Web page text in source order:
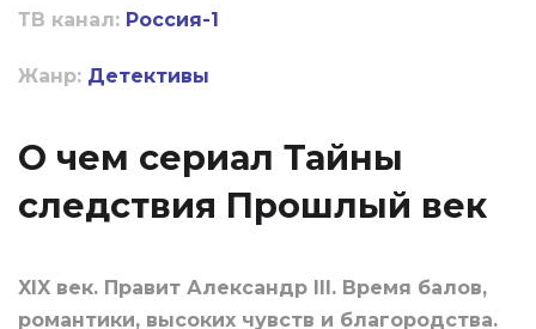
ТВ канал: Россия-1
Жанр: Детективы
О чем сериал Тайны
следствия Прошлый век
XIX век. Правит Александр III. Время балов,
романтики, высоких чувств и благородства.